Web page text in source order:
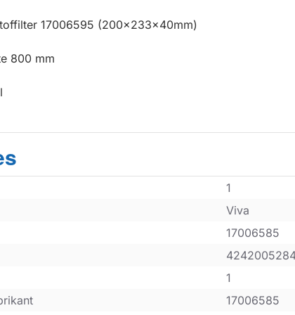
17006595 (200x233x40mm)
800 mm
1
Viva
17006585
1
17006585